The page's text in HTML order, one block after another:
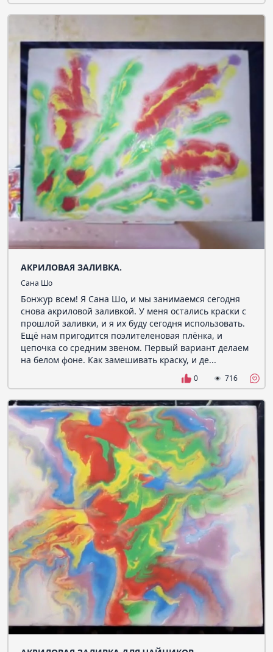
АКРИЛОВАЯ ЗАЛИВКА.
Сана Шо
Бонжур всем! Я Сана Шо, и мы занимаемся сегодня
снова акриловой заливкой. У меня остались краски с
прошлой заливки, и я их буду сегодня использовать.
Ещё нам пригодится поэлителеновая плёнка, и
цепочка со средним звеном. Первый вариант делаем
на белом фоне. Как замешивать краску, и де...
0 716